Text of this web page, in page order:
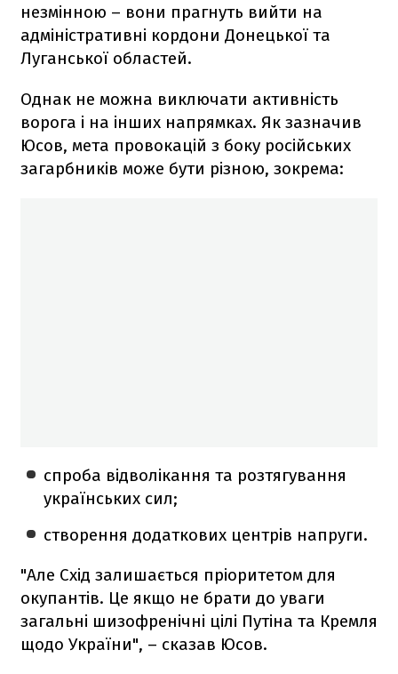
незмінною – вони прагнуть вийти на
адміністративні кордони Донецької та
Луганської областей.
Однак не можна виключати активність
ворога і на інших напрямках. Як зазначив
Юсов, мета провокацій з боку російських
загарбників може бути різною, зокрема:
спроба відволікання та розтягування
українських сил;
створення додаткових центрів напруги.
"Але Схід залишається пріоритетом для
окупантів. Це якщо не брати до уваги
загальні шизофренічні цілі Путіна та Кремля
щодо України", – сказав Юсов.